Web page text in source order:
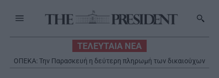
ΤΕΛΕΥΤΑΙΑ ΝΕΑ
ΟΠΕΚΑ: Την Παρασκευή η δεύτερη πληρωμή των δικαιούχων
του Λογαριασμού Αγροτικής Εστίας